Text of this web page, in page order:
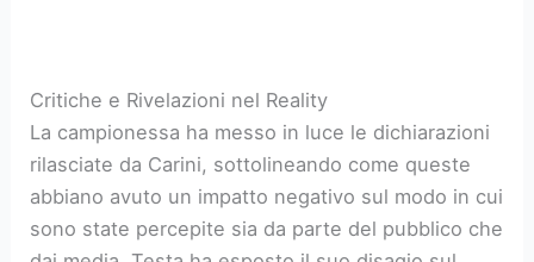
Critiche e Rivelazioni nel Reality
La campionessa ha messo in luce le dichiarazioni
rilasciate da Carini, sottolineando come queste
abbiano avuto un impatto negativo sul modo in cui
sono state percepite sia da parte del pubblico che